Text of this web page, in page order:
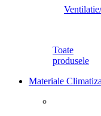
Toate
produsele
Materiale